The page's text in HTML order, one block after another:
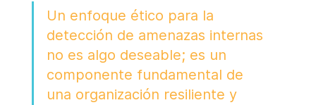
Un enfoque ético para la
detección de amenazas internas
no es algo deseable; es un
componente fundamental de
una organización resiliente y